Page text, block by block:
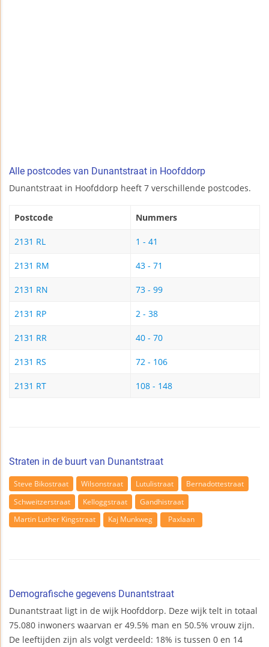
Alle postcodes van Dunantstraat in Hoofddorp
Dunantstraat in Hoofddorp heeft 7 verschillende postcodes.
Postcode Nummers
2131 RL 1 - 41
2131 RM 43 - 71
2131 RN 73 - 99
2131 RP 2 - 38
2131 RR 40 - 70
2131 RS 72 - 106
2131 RT 108 - 148
Straten in de buurt van Dunantstraat
Steve Bikostraat Wilsonstraat Lutulistraat
Bernadottestraat
Schweitzerstraat
Kelloggstraat
Gandhistraat
Martin Luther Kingstraat
Kaj Munkweg Paxlaan
Demografische gegevens Dunantstraat
Dunantstraat ligt in de wijk Hoofddorp. Deze wijk telt in totaal
75.080 inwoners waarvan er 49.5% man en 50.5% vrouw zijn.
De leeftijden zijn als volgt verdeeld: 18% is tussen 0 en 14